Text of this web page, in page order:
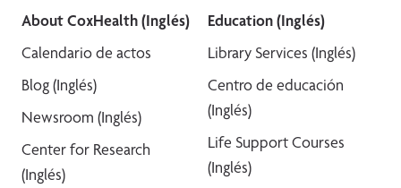
About CoxHealth (Inglés)
Calendario de actos
Blog (Inglés)
Newsroom (Inglés)
Center for Research
(Inglés)
Education (Inglés)
Library Services (Inglés)
Centro de educación
(Inglés)
Life Support Courses
(Inglés)